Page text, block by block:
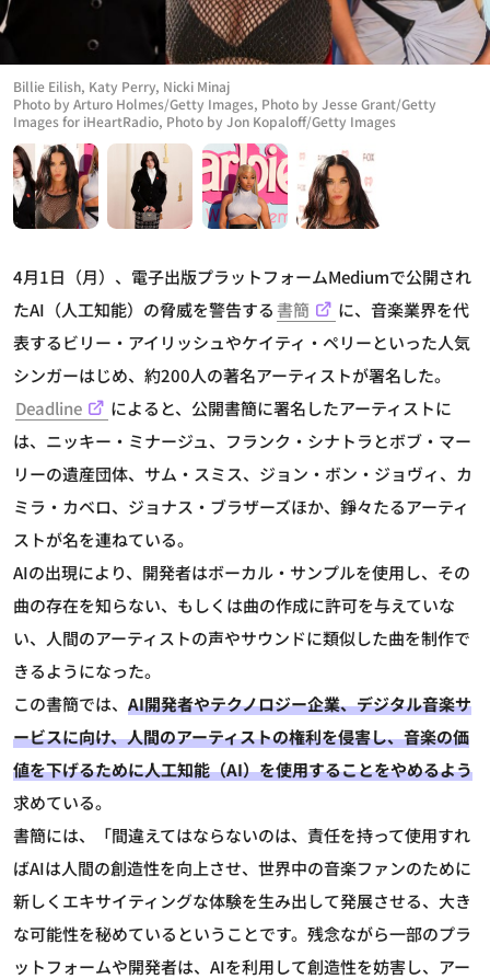
Photo by Arturo Holmes/Getty Images, Photo by Jesse Grant/Getty
Images for iHeartRadio, Photo by Jon Kopaloff/Getty Images
Billie Eilish, Katy Perry, Nicki Minaj
4月1日（月）、電子出版プラットフォームMediumで公開され
たAI（人工知能）の脅威を警告する書簡
に、音楽業界を代
表するビリー・アイリッシュやケイティ・ペリーといった人気
シンガーはじめ、約200人の著名アーティストが署名した。
Deadline
によると、公開書簡に署名したアーティストに
は、ニッキー・ミナージュ、フランク・シナトラとボブ・マー
リーの遺産団体、サム・スミス、ジョン・ボン・ジョヴィ、カ
ミラ・カベロ、ジョナス・ブラザーズほか、錚々たるアーティ
ストが名を連ねている。
AIの出現により、開発者はボーカル・サンプルを使用し、その
曲の存在を知らない、もしくは曲の作成に許可を与えていな
い、人間のアーティストの声やサウンドに類似した曲を制作で
きるようになった。
この書簡では、 AI開発者やテクノロジー企業、デジタル音楽サ
ービスに向け、人間のアーティストの権利を侵害し、音楽の価
値を下げるために人工知能（AI）を使用することをやめるよう
求めている。
書簡には、「間違えてはならないのは、責任を持って使用すれ
ばAIは人間の創造性を向上させ、世界中の音楽ファンのために
新しくエキサイティングな体験を生み出して発展させる、大き
な可能性を秘めているということです。残念ながら一部のプラ
ットフォームや開発者は、AIを利用して創造性を妨害し、アー